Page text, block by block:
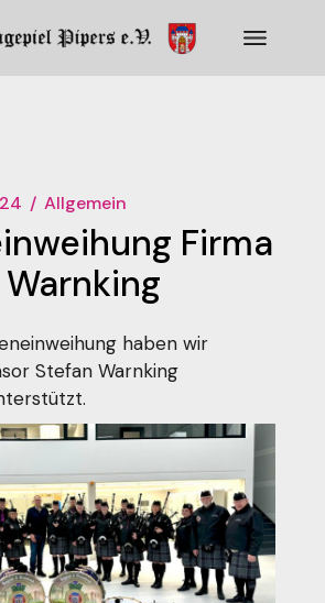
Allgemein
Firma
haben wir
Stefan Warnking